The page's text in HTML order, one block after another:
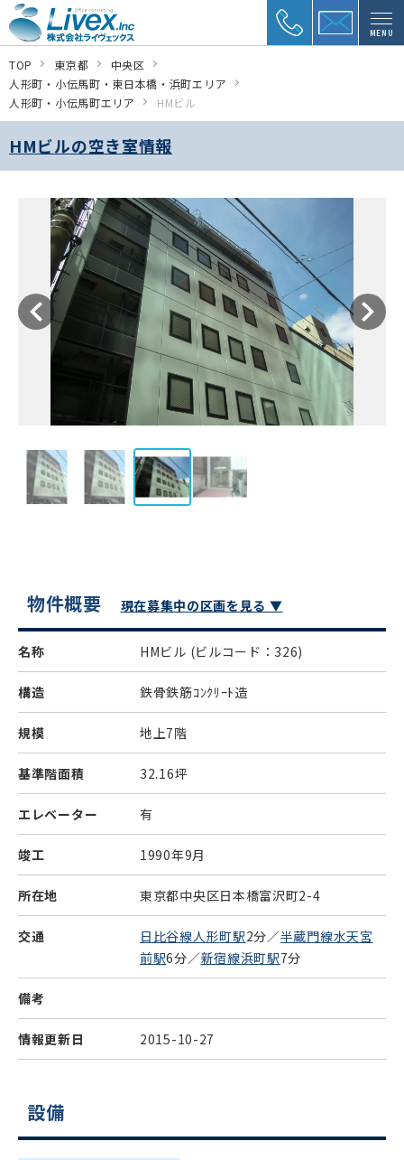
MENU
TOP 東京都
中央区
人形町・小伝馬町・東日本橋・浜町エリア
人形町・小伝馬町エリア
HMビル
HMビルの空き室情報
物件概要 現在募集中の区画を見る ▼
名称 HMビル (ビルコード：326)
構造 鉄骨鉄筋ｺﾝｸﾘｰﾄ造
規模 地上7階
基準階面積 32.16坪
エレベーター 有
竣工 1990年9月
所在地 東京都中央区日本橋富沢町2-4
交通 日比谷線人形町駅2分／半蔵門線水天宮
前駅6分／新宿線浜町駅7分
備考
情報更新日 2015-10-27
設備